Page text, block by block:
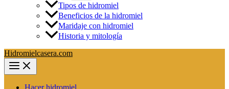
Tipos de hidromiel
Beneficios de la hidromiel
Maridaje con hidromiel
Historia y mitología
Hidromielcasera.com